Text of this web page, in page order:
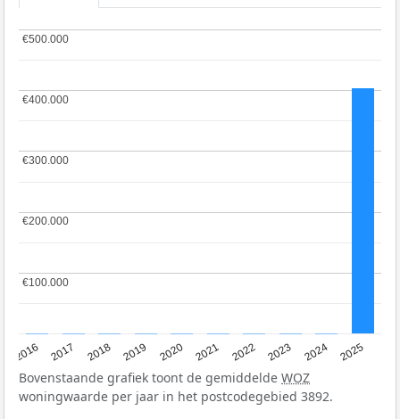
2016 2017 2018 2019 2020 2021 2022 2023 2024 2025
€100.000
€100.000
€200.000
€200.000
€300.000
€300.000
€400.000
€400.000
€500.000
€500.000
Bovenstaande grafiek toont de gemiddelde WOZ
woningwaarde per jaar in het postcodegebied 3892.